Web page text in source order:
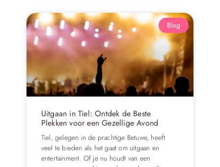
Blog
Uitgaan in Tiel: Ontdek de Beste
Plekken voor een Gezellige Avond
Tiel, gelegen in de prachtige Betuwe, heeft
veel te bieden als het gaat om uitgaan en
entertainment. Of je nu houdt van een